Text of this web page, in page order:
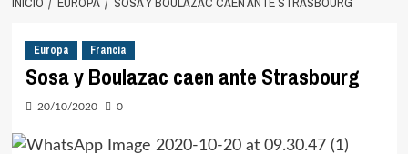
Europa Francia
Sosa y Boulazac caen ante Strasbourg
20/10/2020 0